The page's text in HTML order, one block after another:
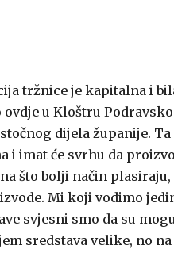
tržnice je kapitalna i
ovdje u Kloštru
dijela županije.
i imat će svrhu da
što bolji način plasiraju,
Mi koji vodimo
svjesni smo da su
sredstava velike, no